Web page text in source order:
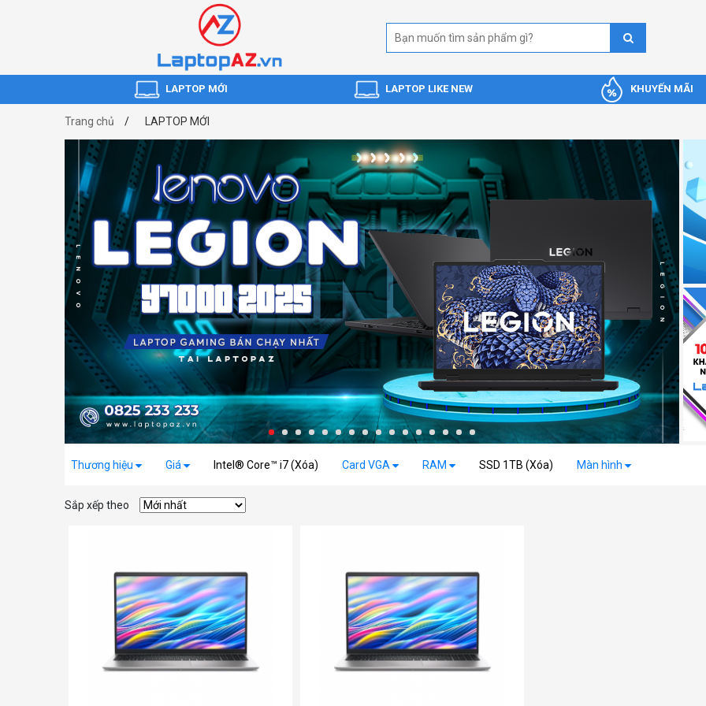
LAPTOP MỚI LAPTOP LIKE NEW KHUYẾN MÃI
Trang chủ LAPTOP MỚI
Thương hiệu Giá Intel® Core™ i7 (Xóa) Card VGA RAM SSD 1TB (Xóa) Màn hình
Sắp xếp theo